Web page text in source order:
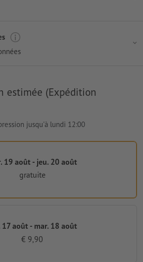
estimée (Expédition
jusqu'à lundi 12:00
19 août - jeu. 20 août
gratuite
17 août - mar. 18 août
€ 9,90